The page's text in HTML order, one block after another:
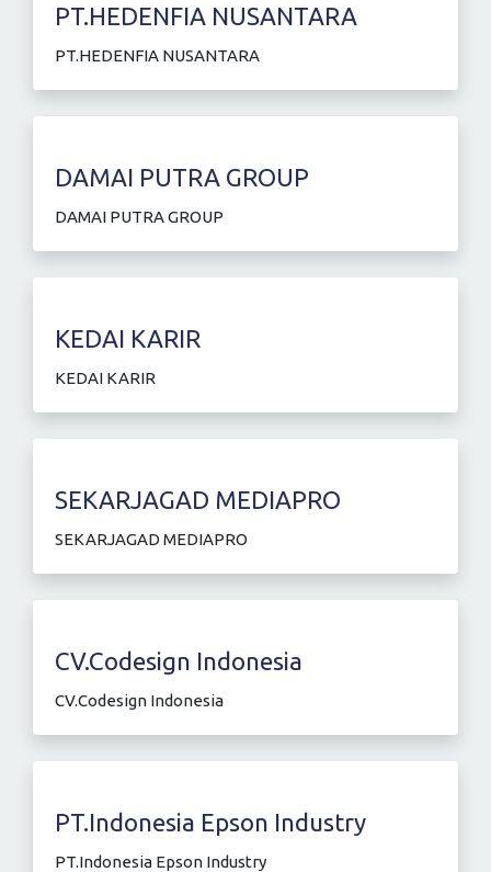
PT.HEDENFIA NUSANTARA
PT.HEDENFIA NUSANTARA
DAMAI PUTRA GROUP
DAMAI PUTRA GROUP
KEDAI KARIR
KEDAI KARIR
SEKARJAGAD MEDIAPRO
SEKARJAGAD MEDIAPRO
CV.Codesign Indonesia
CV.Codesign Indonesia
PT.Indonesia Epson Industry
PT.Indonesia Epson Industry